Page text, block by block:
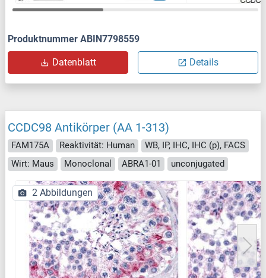
Produktnummer ABIN7798559
Datenblatt Details
CCDC98 Antikörper (AA 1-313)
FAM175A Reaktivität: Human
WB, IP, IHC, IHC (p), FACS
Wirt: Maus
Monoclonal ABRA1-01 unconjugated
2 Abbildungen